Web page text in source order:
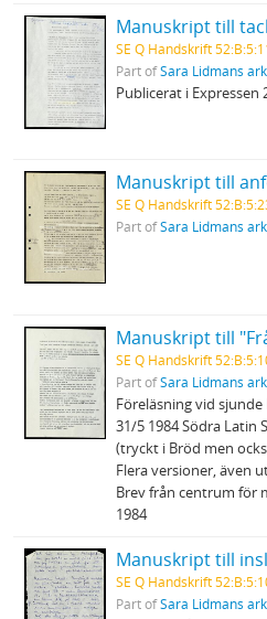
SE Q Handskrift
Part ofSara Lidmans
Publicerat i Expressen
SE Q Handskrift
Part ofSara Lidmans
SE Q Handskrift
Part ofSara Lidmans
Föreläsning vid
31/5 1984 Södra Latin
(tryckt i Bröd men
Flera versioner, även
Brev från centrum för
1984
SE Q Handskrift
Part ofSara Lidmans